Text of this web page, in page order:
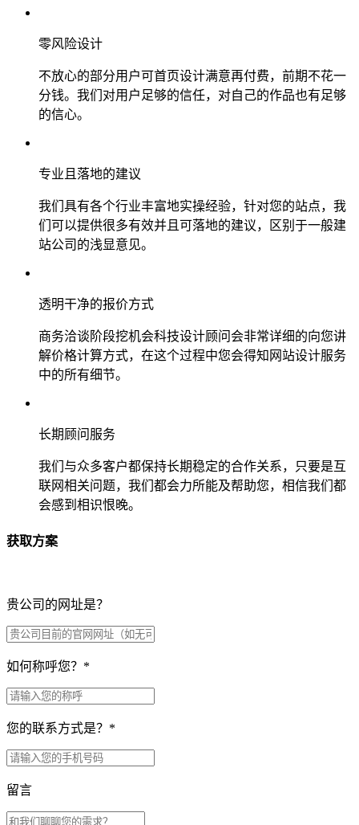
零风险设计
不放心的部分用户可首页设计满意再付费，前期不花一
分钱。我们对用户足够的信任，对自己的作品也有足够
的信心。
专业且落地的建议
我们具有各个行业丰富地实操经验，针对您的站点，我
们可以提供很多有效并且可落地的建议，区别于一般建
站公司的浅显意见。
透明干净的报价方式
商务洽谈阶段挖机会科技设计顾问会非常详细的向您讲
解价格计算方式，在这个过程中您会得知网站设计服务
中的所有细节。
长期顾问服务
我们与众多客户都保持长期稳定的合作关系，只要是互
联网相关问题，我们都会力所能及帮助您，相信我们都
会感到相识恨晚。
获取方案
贵公司的网址是？
如何称呼您？ *
您的联系方式是？ *
留言